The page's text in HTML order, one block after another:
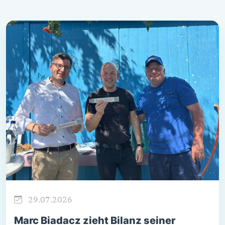
29.07.2026
Marc Biadacz zieht Bilanz seiner